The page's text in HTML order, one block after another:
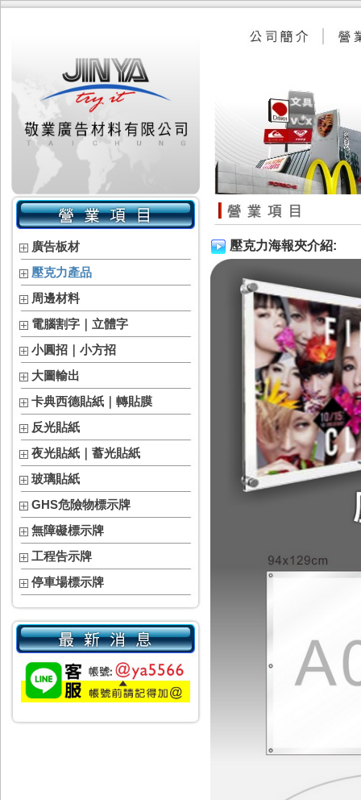
廣告板材
壓克力產品
周邊材料
電腦割字｜立體字
小圓招｜小方招
大圖輸出
卡典西德貼紙｜轉貼膜
反光貼紙
夜光貼紙｜蓄光貼紙
玻璃貼紙
GHS危險物標示牌
無障礙標示牌
工程告示牌
停車場標示牌
壓克力海報夾介紹: